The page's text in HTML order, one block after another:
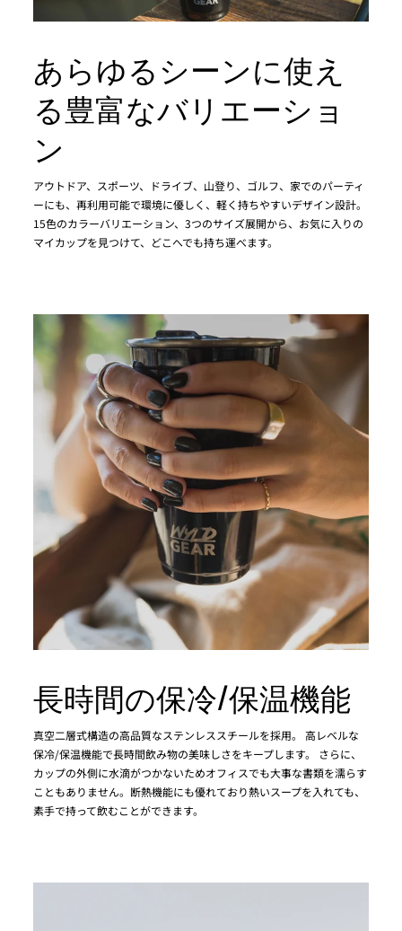
あらゆるシーンに使え
る豊富なバリエーショ
ン
アウトドア、スポーツ、ドライブ、山登り、ゴルフ、家でのパーティ
ーにも、再利用可能で環境に優しく、軽く持ちやすいデザイン設計。
15色のカラーバリエーション、3つのサイズ展開から、お気に入りの
マイカップを見つけて、どこへでも持ち運べます。
長時間の保冷/保温機能
真空二層式構造の高品質なステンレススチールを採用。 高レベルな
保冷/保温機能で長時間飲み物の美味しさをキープします。 さらに、
カップの外側に水滴がつかないためオフィスでも大事な書類を濡らす
こともありません。断熱機能にも優れており熱いスープを入れても、
素手で持って飲むことができます。